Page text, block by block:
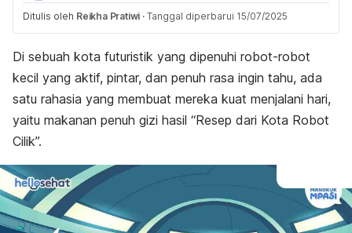
Ditulis oleh Reikha Pratiwi · Tanggal diperbarui 15/07/2025
Di sebuah kota futuristik yang dipenuhi robot-robot
kecil yang aktif, pintar, dan penuh rasa ingin tahu, ada
satu rahasia yang membuat mereka kuat menjalani hari,
yaitu makanan penuh gizi hasil “Resep dari Kota Robot
Cilik”.